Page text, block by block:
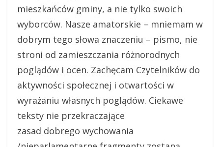
mieszkańców gminy, a nie tylko swoich
wyborców. Nasze amatorskie – mniemam w
dobrym tego słowa znaczeniu – pismo, nie
stroni od zamieszczania różnorodnych
poglądów i ocen. Zachęcam Czytelników do
aktywności społecznej i otwartości w
wyrażaniu własnych poglądów. Ciekawe
teksty nie przekraczające
zasad dobrego wychowania